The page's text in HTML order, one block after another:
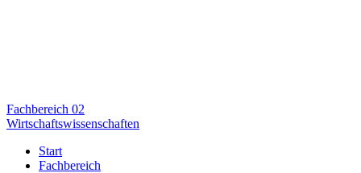
Fachbereich 02
Wirtschaftswissenschaften
Start
Fachbereich